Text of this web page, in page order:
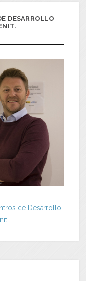
DESARROLLO
de Desarrollo